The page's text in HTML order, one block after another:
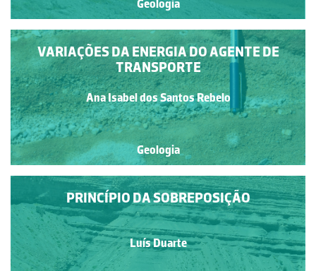
Geologia
VARIAÇÕES DA ENERGIA DO AGENTE DE
TRANSPORTE
Ana Isabel dos Santos Rebelo
Geologia
PRINCÍPIO DA SOBREPOSIÇÃO
Luís Duarte